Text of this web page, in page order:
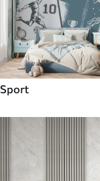
Sport